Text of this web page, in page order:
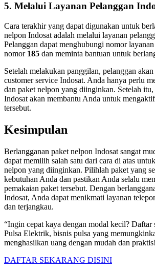
5. Melalui Layanan Pelanggan
Cara terakhir yang dapat digunakan untuk
nelpon Indosat adalah melalui layanan
Pelanggan dapat menghubungi nomor
nomor 185 dan meminta bantuan untuk
Setelah melakukan panggilan, pelanggan
customer service Indosat. Anda hanya perlu
dan paket nelpon yang diinginkan. Setelah
Indosat akan membantu Anda untuk
tersebut.
Kesimpulan
Berlangganan paket nelpon Indosat sangat
dapat memilih salah satu dari cara di atas
nelpon yang diinginkan. Pilihlah paket yang
kebutuhan Anda dan pastikan Anda selalu
pemakaian paket tersebut. Dengan
Indosat, Anda dapat menikmati layanan
dan terjangkau.
“Ingin cepat kaya dengan modal kecil? Daftar
Pulsa Elektrik, bisnis pulsa yang
menghasilkan uang dengan mudah dan
DAFTAR SEKARANG DISINI